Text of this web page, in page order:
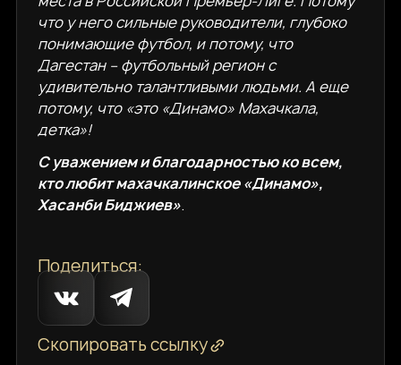
что у него сильные руководители, глубоко
понимающие футбол, и потому, что
Дагестан – футбольный регион с
удивительно талантливыми людьми. А еще
потому, что «это «Динамо» Махачкала,
детка»!
С уважением и благодарностью ко всем,
кто любит махачкалинское «Динамо»,
Хасанби Биджиев».
Поделиться:
Скопировать ссылку